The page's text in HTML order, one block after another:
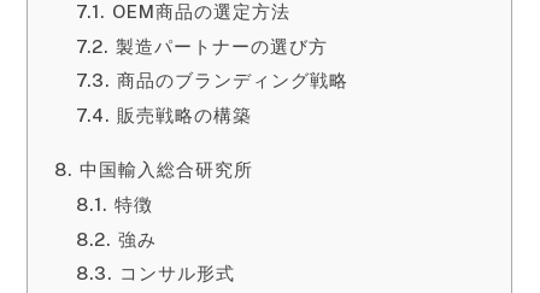
OEM商品の選定方法
製造パートナーの選び方
商品のブランディング戦略
販売戦略の構築
中国輸入総合研究所
特徴
強み
コンサル形式